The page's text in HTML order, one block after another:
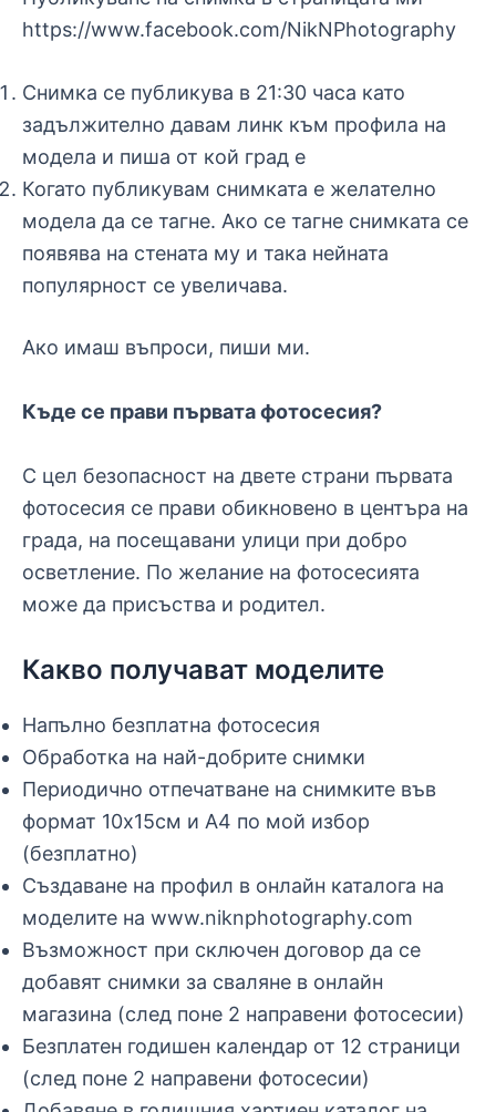
https://www.facebook.com/NikNPhotography
Снимка се публикува в 21:30 часа като
задължително давам линк към профила на
модела и пиша от кой град е
Когато публикувам снимката е желателно
модела да се тагне. Ако се тагне снимката се
появява на стената му и така нейната
популярност се увеличава.
Ако имаш въпроси, пиши ми.
Къде се прави първата фотосесия?
С цел безопасност на двете страни първата
фотосесия се прави обикновено в центъра на
града, на посещавани улици при добро
осветление. По желание на фотосесията
може да присъства и родител.
Какво получават моделите
Напълно безплатна фотосесия
Обработка на най-добрите снимки
Периодично отпечатване на снимките във
формат 10х15см и А4 по мой избор
(безплатно)
Създаване на профил в онлайн каталога на
моделите на www.niknphotography.com
Възможност при сключен договор да се
добавят снимки за сваляне в онлайн
магазина (след поне 2 направени фотосесии)
Безплатен годишен календар от 12 страници
(след поне 2 направени фотосесии)